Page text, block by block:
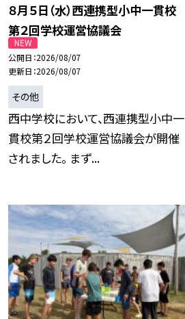
８月５日（水）西連携型小中一貫校
第２回学校運営協議会
公開日 2026/08/07
更新日 2026/08/07
その他
西中学校において、西連携型小中一
貫校第２回学校運営協議会が開催
されました。 まず...